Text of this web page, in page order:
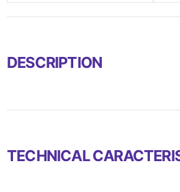
DESCRIPTION
TECHNICAL